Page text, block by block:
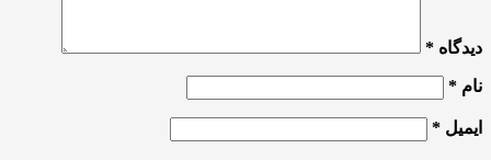
دیدگاه *
نام *
ایمیل *